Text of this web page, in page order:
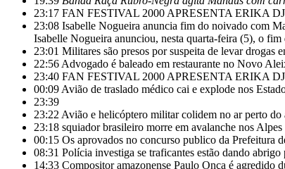
23:17 FAN FESTIVAL 2000 APRESENTA ERIKA
23:08 Isabelle Nogueira anuncia fim do noivado com
Isabelle Nogueira anunciou, nesta quarta-feira (5), o
23:01 Militares são presos por suspeita de levar drogas
22:56 Advogado é baleado em restaurante no Novo
23:40 FAN FESTIVAL 2000 APRESENTA ERIKA
00:09 Avião de traslado médico cai e explode nos
23:39
23:22 Avião e helicóptero militar colidem no ar perto do
23:18 squiador brasileiro morre em avalanche nos Alpes
00:15 Os aprovados no concurso publico da Prefeitura
08:31 Polícia investiga se traficantes estão dando
14:33 Compositor amazonense Paulo Onça é agredido